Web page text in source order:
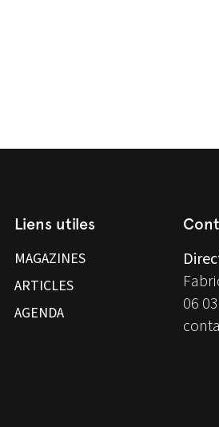
Liens utiles
MAGAZINES
ARTICLES
AGENDA
06